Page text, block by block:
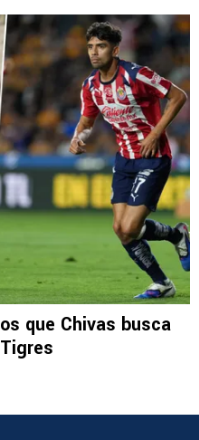
que Chivas busca